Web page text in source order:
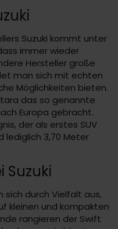
Suzuki kommt unter
immer wieder
Hersteller große
man sich mit echten
Möglichkeiten bieten.
das so genannte
Europa gebracht.
der als erstes SUV
lediglich 3,70 Meter
Suzuki
sich durch Vielfalt aus,
kleinen und kompakten
rangieren der Swift